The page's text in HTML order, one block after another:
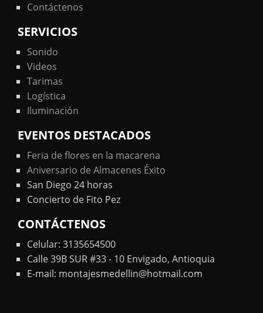
Contáctenos
SERVICIOS
Sonido
Videos
Tarimas
Logística
Iluminación
EVENTOS DESTACADOS
Feria de flores en la macarena
Aniversario de Almacenes Éxito
San Diego 24 horas
Concierto de Fito Pez
CONTÁCTENOS
Celular: 3135654500
Calle 39B SUR #33 - 10 Envigado, Antioquia
E-mail: montajesmedellin@hotmail.com